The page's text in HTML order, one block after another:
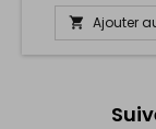
 Ajouter